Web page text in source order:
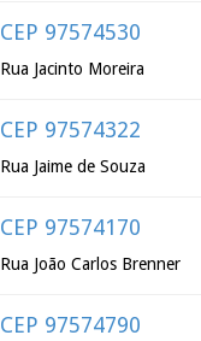
CEP 97574530
Rua Jacinto Moreira
CEP 97574322
Rua Jaime de Souza
CEP 97574170
Rua João Carlos Brenner
CEP 97574790